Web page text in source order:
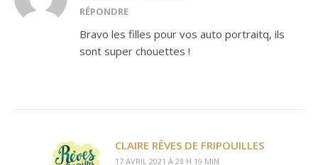
RÉPONDRE
Bravo les filles pour vos auto portraitq, ils
sont super chouettes !
CLAIRE RÊVES DE FRIPOUILLES
17 AVRIL 2021 À 23 H 19 MIN